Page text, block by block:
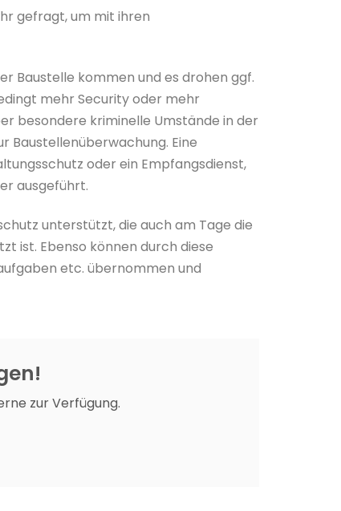
gefragt, um mit ihren
Baustelle kommen und es drohen ggf.
mehr Security oder mehr
besondere kriminelle Umstände in der
Baustellenüberwachung. Eine
oder ein Empfangsdienst,
ausgeführt.
unterstützt, die auch am Tage die
ist. Ebenso können durch diese
etc. übernommen und
zur Verfügung.